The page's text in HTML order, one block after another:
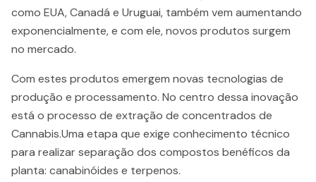
como EUA, Canadá e Uruguai, também vem aumentando
exponencialmente, e com ele, novos produtos surgem
no mercado.
Com estes produtos emergem novas tecnologias de
produção e processamento. No centro dessa inovação
está o processo de extração de concentrados de
Cannabis.Uma etapa que exige conhecimento técnico
para realizar separação dos compostos benéficos da
planta: canabinóides e terpenos.